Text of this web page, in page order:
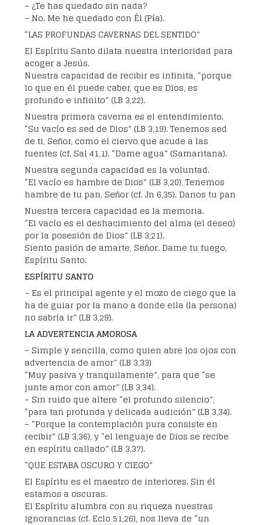
– ¿Te has quedado sin nada?
– No. Me he quedado con Él (Pía).
“LAS PROFUNDAS CAVERNAS DEL SENTIDO”
El Espíritu Santo dilata nuestra interioridad para
acoger a Jesús.
Nuestra capacidad de recibir es infinita, “porque
lo que en él puede caber, que es Dios, es
profundo e infinito” (LB 3,22).
Nuestra primera caverna es el entendimiento.
“Su vacío es sed de Dios” (LB 3,19). Tenemos sed
de ti, Señor, como el ciervo que acude a las
fuentes (cf. Sal 41,1). “Dame agua” (Samaritana).
Nuestra segunda capacidad es la voluntad.
“El vacío es hambre de Dios” (LB 3,20), Tenemos
hambre de tu pan, Señor (cf. Jn 6,35). Danos tu pan
Nuestra tercera capacidad es la memoria.
“El vacío es el deshacimiento del alma (el deseo)
por la posesión de Dios” (LB 3,21).
Siento pasión de amarte, Señor. Dame tu fuego,
Espíritu Santo.
ESPÍRITU SANTO
– Es el principal agente y el mozo de ciego que la
ha de guiar por la mano a donde ella (la persona)
no sabría ir” (LB 3,29).
LA ADVERTENCIA AMOROSA
– Simple y sencilla, como quien abre los ojos con
advertencia de amor” (LB 3,33)
“Muy pasiva y tranquilamente”, para que “se
junte amor con amor” (LB 3,34).
– Sin ruido que altere “el profundo silencio”,
“para tan profunda y delicada audición” (LB 3,34).
– “Porque la contemplación pura consiste en
recibir” (LB 3,36), y “el lenguaje de Dios se recibe
en espíritu callado” (LB 3,37).
“QUE ESTABA OSCURO Y CIEGO”
El Espíritu es el maestro de interiores. Sin él
estamos a oscuras.
El Espíritu alumbra con su riqueza nuestras
ignorancias (cf. Eclo 51,26), nos lleva de “un